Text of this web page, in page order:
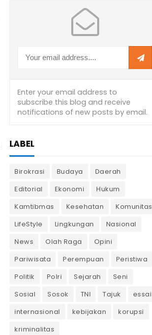
LABEL
Birokrasi Budaya
Daerah
Editorial
Ekonomi
Hukum
Kamtibmas
Kesehatan
Komunitas
LifeStyle
Lingkungan
Nasional
News
Olah Raga
Opini
Pariwisata
Perempuan
Peristiwa
Politik
Polri Sejarah
Seni
Sosial
Sosok TNI Tajuk
essai
internasional
kebijakan
korupsi
kriminalitas